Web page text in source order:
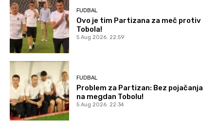
FUDBAL
Ovo je tim Partizana za meč protiv
Tobola!
5 Aug 2026. 22:59
FUDBAL
Problem za Partizan: Bez pojačanja
na megdan Tobolu!
5 Aug 2026. 22:34